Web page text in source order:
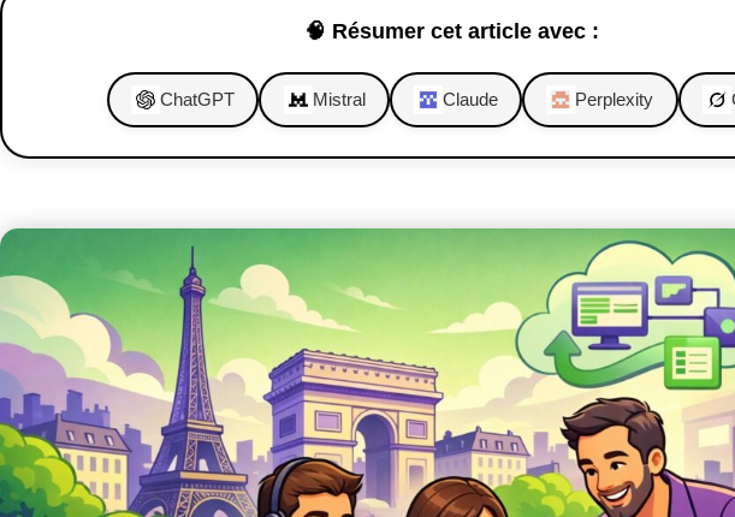
🧠 Résumer cet article avec :
ChatGPT Mistral Claude Perplexity